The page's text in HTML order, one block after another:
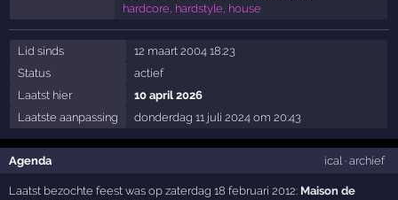
hardcore, hardstyle, house
Lid sinds
12 maart 2004 18:23
Status
actief
Laatst hier
10 april 2026
Laatste aanpassing
donderdag 11 juli 2024 om 20:43
Agenda ical· archief
Laatst bezochte feest was op zaterdag 18 februari 2012: Maison de